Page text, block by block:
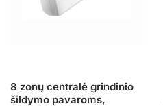
8 zonų centralė grindinio
šildymo pavaroms,